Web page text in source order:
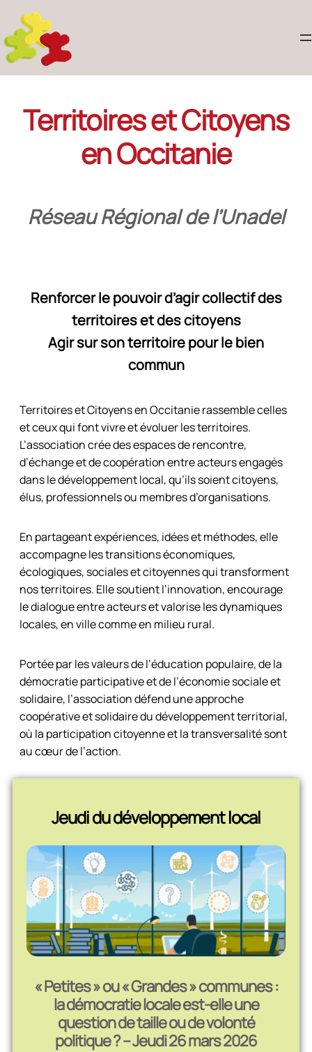
Territoires et Citoyens
en Occitanie
Réseau Régional de l’Unadel
Renforcer le pouvoir d’agir collectif des
territoires et des citoyens
Agir sur son territoire pour le bien
commun
Territoires et Citoyens en Occitanie rassemble celles
et ceux qui font vivre et évoluer les territoires.
L’association crée des espaces de rencontre,
d’échange et de coopération entre acteurs engagés
dans le développement local, qu’ils soient citoyens,
élus, professionnels ou membres d’organisations.
En partageant expériences, idées et méthodes, elle
accompagne les transitions économiques,
écologiques, sociales et citoyennes qui transforment
nos territoires. Elle soutient l’innovation, encourage
le dialogue entre acteurs et valorise les dynamiques
locales, en ville comme en milieu rural.
Portée par les valeurs de l’éducation populaire, de la
démocratie participative et de l’économie sociale et
solidaire, l’association défend une approche
coopérative et solidaire du développement territorial,
où la participation citoyenne et la transversalité sont
au cœur de l’action.
Jeudi du développement local
« Petites » ou « Grandes » communes :
la démocratie locale est-elle une
question de taille ou de volonté
politique ? – Jeudi 26 mars 2026